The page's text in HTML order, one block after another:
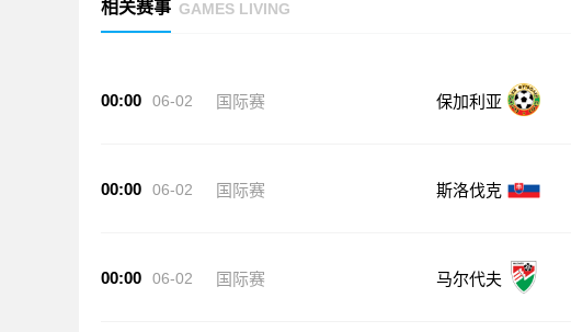
相关赛事 GAMES LIVING
00:00 06-02 国际赛 保加利亚
00:00 06-02 国际赛 斯洛伐克
00:00 06-02 国际赛 马尔代夫